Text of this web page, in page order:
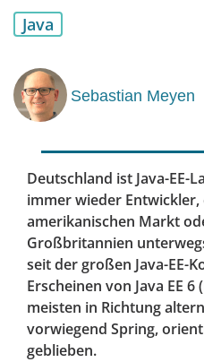
Java
Sebastian Meyen
Deutschland ist Java-EE-
immer wieder
amerikanischen Markt
Großbritannien
seit der großen Java-EE-
Erscheinen von Java EE 6
meisten in Richtung
vorwiegend Spring,
geblieben.